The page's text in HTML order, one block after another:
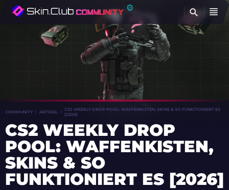
COMMUNITY ARTIKEL
CS2 WEEKLY DROP POOL: WAFFENKISTEN, SKINS & SO FUNKTIONIERT ES
[2026]
CS2 WEEKLY DROP
POOL: WAFFENKISTEN,
SKINS & SO
FUNKTIONIERT ES [2026]